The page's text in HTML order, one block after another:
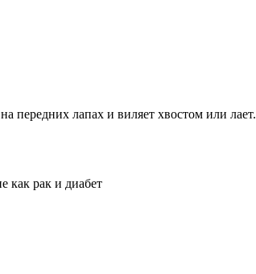
передних лапах и виляет хвостом или лает.
как рак и диабет